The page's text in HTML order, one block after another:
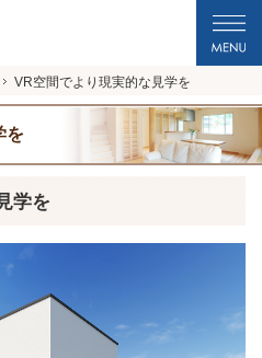
VR空間でより現実的な見学を
を
・坂井市の注文住宅・新築戸建てを手が
宅・新築戸建てを手がける工務店なら小澤
学を